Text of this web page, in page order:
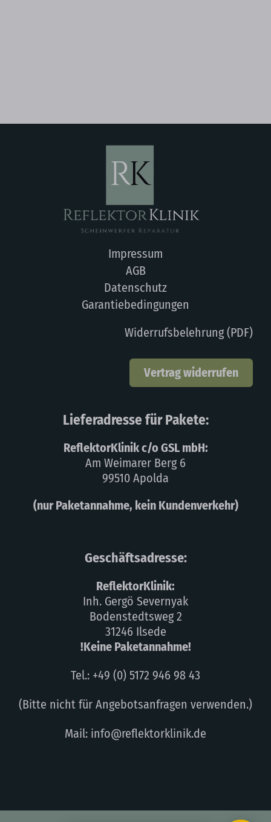
Geschäftsadresse:
ReflektorKlinik:
Inh. Gergö Severnyak
Bodenstedtsweg 2
31246 Ilsede
!Keine Paketannahme!
Tel.: +49 (0) 5172 946 98 43
(Bitte nicht für Angebotsanfragen verwenden.)
Mail: info@reflektorklinik.de
Lieferadresse für Pakete:
ReflektorKlinik c/o GSL mbH:
Am Weimarer Berg 6
99510 Apolda
(nur Paketannahme, kein Kundenverkehr)
Impressum
AGB
Datenschutz
Garantiebedingungen
Widerrufsbelehrung (PDF)
Vertrag widerrufen